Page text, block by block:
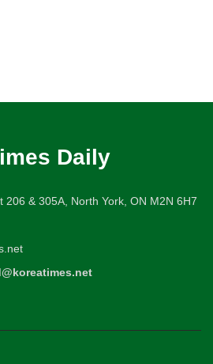
Daily
206 & 305A, North York, ON M2N 6H7